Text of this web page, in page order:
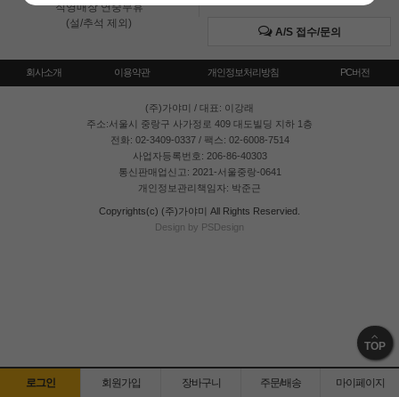
직영매장 연중무휴
(설/추석 제외)
A/S 접수/문의
회사소개 이용약관 개인정보처리방침 PC버전
(주)가야미 / 대표: 이강래
주소:서울시 중랑구 사가정로 409 대도빌딩 지하 1층
전화: 02-3409-0337 / 팩스: 02-6008-7514
사업자등록번호: 206-86-40303
통신판매업신고: 2021-서울중랑-0641
개인정보관리책임자: 박준근
Copyrights(c) (주)가야미 All Rights Reservied.
Design by PSDesign
TOP
로그인 회원가입 장바구니 주문/배송 마이페이지